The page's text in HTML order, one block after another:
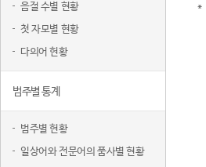
음절 수별 현황
첫 자모별 현황
다의어 현황
범주별 통계
범주별 현황
일상어와 전문어의 품사별 현황